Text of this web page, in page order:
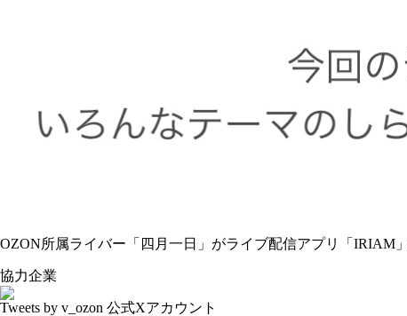
OZON所属ライバー「 四月一日 」がライブ配信アプリ「IRIAM
協力企業
Tweets by v_ozon 公式Xアカウント